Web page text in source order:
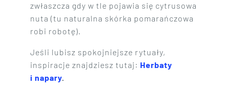
zwłaszcza gdy w tle pojawia się cytrusowa
nuta (tu naturalna skórka pomarańczowa
robi robotę).
Jeśli lubisz spokojniejsze rytuały,
inspiracje znajdziesz tutaj: Herbaty
i napary.